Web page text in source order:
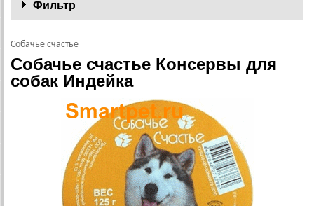
Фильтр
Собачье счастье
Собачье счастье Консервы для
собак Индейка